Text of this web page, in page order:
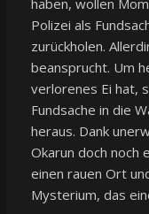
Polizei als
zurückholen.
beansprucht. Um
verlorenes Ei hat,
Fundsache in die
heraus. Dank
Okarun doch noch
einen rauen Ort
Mysterium, das